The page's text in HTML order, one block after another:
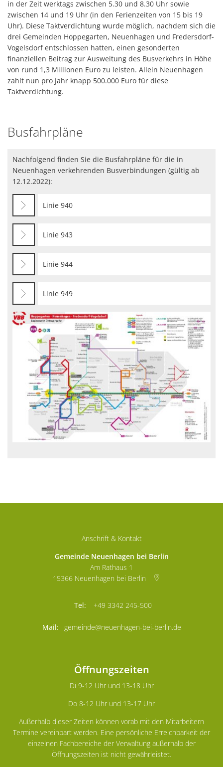
in der Zeit werktags zwischen 5.30 und 8.30 Uhr sowie
zwischen 14 und 19 Uhr (in den Ferienzeiten von 15 bis 19
Uhr). Diese Taktverdichtung wurde möglich, nachdem sich die
drei Gemeinden Hoppegarten, Neuenhagen und Fredersdorf-
Vogelsdorf entschlossen hatten, einen gesonderten
finanziellen Beitrag zur Ausweitung des Busverkehrs in Höhe
von rund 1,3 Millionen Euro zu leisten. Allein Neuenhagen
zahlt nun pro Jahr knapp 500.000 Euro für diese
Taktverdichtung.
Busfahrpläne
Nachfolgend finden Sie die Busfahrpläne für die in
Neuenhagen verkehrenden Busverbindungen (gültig ab
12.12.2022):
Linie 940
Linie 943
Linie 944
Linie 949
Anschrift & Kontakt
Gemeinde Neuenhagen bei Berlin
Am Rathaus 1
15366 Neuenhagen bei Berlin
+49 3342 245-500
gemeinde@neuenhagen-bei-berlin.de
Öffnungszeiten
Di 9-12 Uhr und 13-18 Uhr
Do 8-12 Uhr und 13-17 Uhr
Außerhalb dieser Zeiten können vorab mit den Mitarbeitern
Termine vereinbart werden. Eine persönliche Erreichbarkeit der
einzelnen Fachbereiche der Verwaltung außerhalb der
Öffnungszeiten ist nicht gewährleistet.